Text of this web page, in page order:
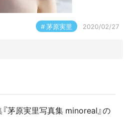
茅原実里 2020/02/27
茅原実里写真集 minoreal』の